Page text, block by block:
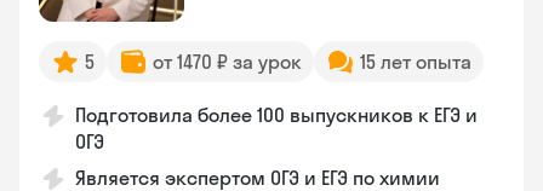
5 от 1470 ₽ за урок 15 лет опыта
Подготовила более 100 выпускников к ЕГЭ и
ОГЭ
Является экспертом ОГЭ и ЕГЭ по химии